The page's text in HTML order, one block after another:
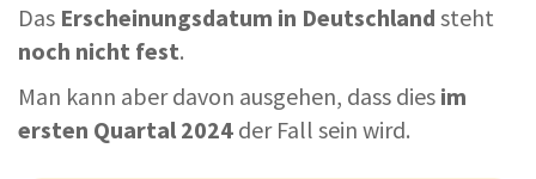
Das Erscheinungsdatum in Deutschland steht
noch nicht fest.
Man kann aber davon ausgehen, dass dies im
ersten Quartal 2024 der Fall sein wird.